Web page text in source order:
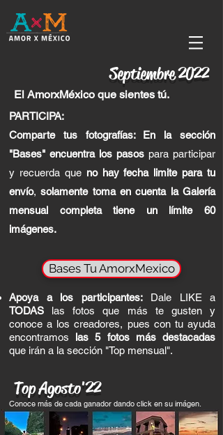
Septiembre 2022
El AmorxMéxico que sientes tú.
PARTICIPA:
Comparte tus fotografías: En la sección
"Bases" encuentra los pasos para participar
y recuerda que no hay fecha limite para tu
envío,solamente toma en cuenta laGalería
mensual completa tiene un límite 60
imágenes.
Apoya a los participantes: Dale LIKE a
TODAS las fotos que más te gusten y
conoce a los creadores, pues con tu ayuda
encontramos las 5 fotos más destacadas
que irán a la sección "Top mensual".
Bases Tu AmorxMexico
Top Agosto'22
Conoce más de cada ganador dando click en su imágen.